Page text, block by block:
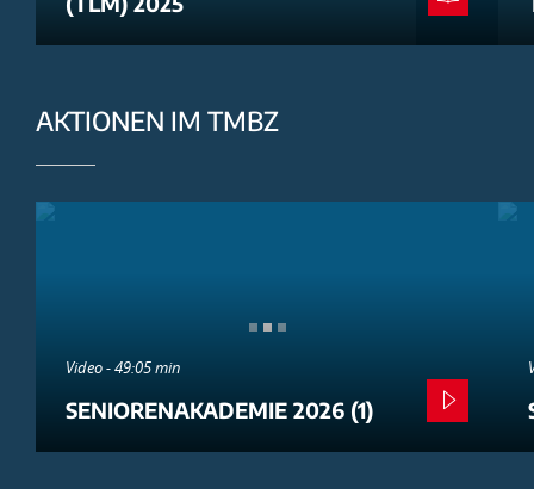
AKTIONEN IM TMBZ
Video - 49:05 min
SENIORENAKADEMIE 2026 (1)